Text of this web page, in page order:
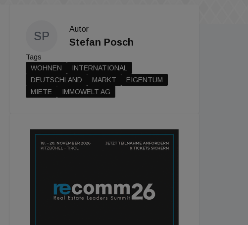
SP
Autor
Stefan Posch
Tags
WOHNEN
INTERNATIONAL
DEUTSCHLAND
MARKT
EIGENTUM
MIETE
IMMOWELT AG